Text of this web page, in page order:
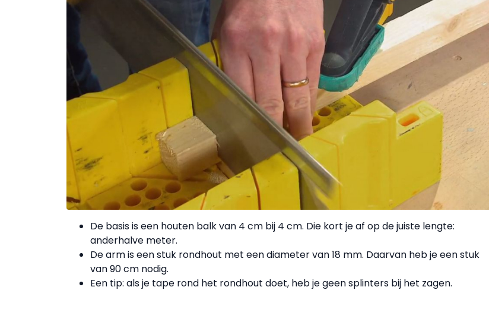
De basis is een houten balk van 4 cm bij 4 cm. Die kort je af op de juiste lengte:
anderhalve meter.
De arm is een stuk rondhout met een diameter van 18 mm. Daarvan heb je een stuk
van 90 cm nodig.
Een tip: als je tape rond het rondhout doet, heb je geen splinters bij het zagen.